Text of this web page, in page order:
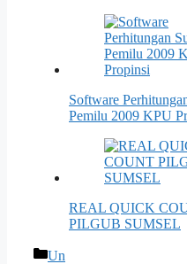
Software
Pemilu 2009 KPU
REAL QUICK
PILGUB SUMSEL
Kategori
Un